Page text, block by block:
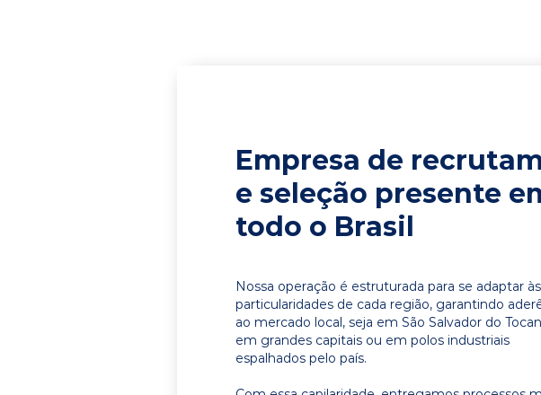
Empresa de
e seleção presente
todo o Brasil
Nossa operação é estruturada para se adaptar às
particularidades de cada região, garantindo
ao mercado local, seja em São Salvador do
em grandes capitais ou em polos industriais
espalhados pelo país.